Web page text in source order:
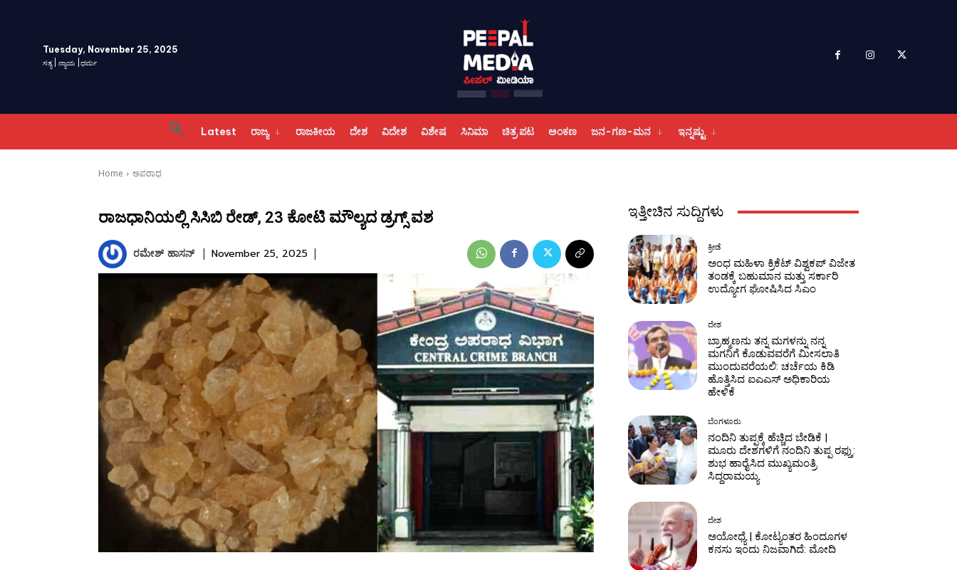
Tuesday, November 25, 2025
ಸತ್ಯ | ನ್ಯಾಯ |ಧರ್ಮ
Latest ರಾಜ್ಯ ರಾಜಕೀಯ ದೇಶ ವಿದೇಶ ವಿಶೇಷ ಸಿನಿಮಾ ಚಿತ್ರ ಪಟ ಅಂಕಣ ಜನ-ಗಣ-ಮನ ಇನ್ನಷ್ಟು
Home ಅಪರಾಧ
ರಾಜಧಾನಿಯಲ್ಲಿ ಸಿಸಿಬಿ ರೇಡ್, 23 ಕೋಟಿ ಮೌಲ್ಯದ ಡ್ರಗ್ಸ್ ವಶ
ರಮೇಶ್‌ ಹಾಸನ್‌ November 25, 2025
ಇತ್ತೀಚಿನ ಸುದ್ದಿಗಳು
ಕ್ರೀಡೆ
ಅಂಧ ಮಹಿಳಾ ಕ್ರಿಕೆಟ್ ವಿಶ್ವಕಪ್ ವಿಜೇತ
ತಂಡಕ್ಕೆ ಬಹುಮಾನ ಮತ್ತು ಸರ್ಕಾರಿ
ಉದ್ಯೋಗ ಘೋಷಿಸಿದ ಸಿಎಂ
ದೇಶ
ಬ್ರಾಹ್ಮಣನು ತನ್ನ ಮಗಳನ್ನು ನನ್ನ
ಮಗನಿಗೆ ಕೊಡುವವರೆಗೆ ಮೀಸಲಾತಿ
ಮುಂದುವರೆಯಲಿ: ಚರ್ಚೆಯ ಕಿಡಿ
ಹೊತ್ತಿಸಿದ ಐಎಎಸ್ ಅಧಿಕಾರಿಯ
ಹೇಳಿಕೆ
ಬೆಂಗಳೂರು
ನಂದಿನಿ ತುಪ್ಪಕ್ಕೆ ಹೆಚ್ಚಿದ ಬೇಡಿಕೆ |
ಮೂರು ದೇಶಗಳಿಗೆ ನಂದಿನಿ ತುಪ್ಪ ರಫ್ತು:
ಶುಭ ಹಾರೈಸಿದ ಮುಖ್ಯಮಂತ್ರಿ
ಸಿದ್ದರಾಮಯ್ಯ
ದೇಶ
ಅಯೋಧ್ಯೆ | ಕೋಟ್ಯಂತರ ಹಿಂದೂಗಳ
ಕನಸು ಇಂದು ನಿಜವಾಗಿದೆ: ಮೋದಿ